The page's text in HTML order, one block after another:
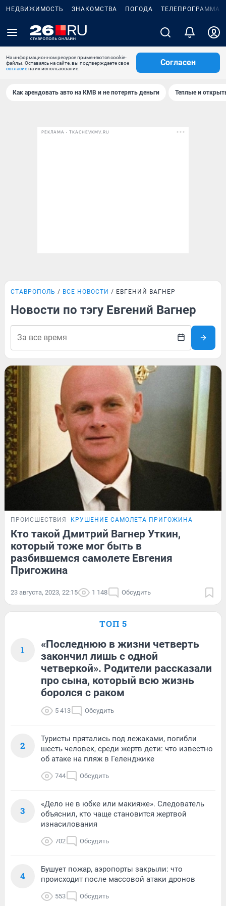
НЕДВИЖИМОСТЬ ЗНАКОМСТВА ПОГОДА ТЕЛЕПРОГРАММА
На информационном ресурсе применяются cookie-
файлы. Оставаясь на сайте, вы подтверждаете свое
согласиена их использование.
Согласен
Как арендовать авто на КМВ и не потерять деньги Теплые и
РЕКЛАМА • TKACHEVKMV.RU
СТАВРОПОЛЬ ВСЕ НОВОСТИ ЕВГЕНИЙ ВАГНЕР
Новости по тэгу Евгений Вагнер
ПРОИСШЕСТВИЯ КРУШЕНИЕ САМОЛЕТА ПРИГОЖИНА
Кто такой Дмитрий Вагнер Уткин,
который тоже мог быть в
разбившемся самолете Евгения
Пригожина
23 августа, 2023, 22:15 1 148 Обсудить
ТОП 5
1
«Последнюю в жизни четверть
закончил лишь с одной
четверкой». Родители рассказали
про сына, который всю жизнь
боролся с раком
5 413 Обсудить
2
Туристы прятались под лежаками, погибли
шесть человек, среди жертв дети: что известно
об атаке на пляж в Геленджике
744 Обсудить
3
«Дело не в юбке или макияже». Следователь
объяснил, кто чаще становится жертвой
изнасилования
702 Обсудить
4
Бушует пожар, аэропорты закрыли: что
происходит после массовой атаки дронов
553 Обсудить